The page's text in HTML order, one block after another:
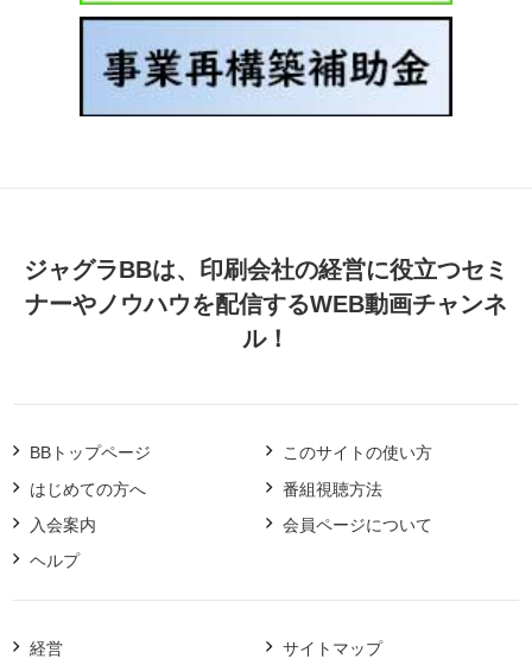
ジャグラBBは、印刷会社の経営に役立つセミ
ナーやノウハウを配信するWEB動画チャンネ
ル！
BBトップページ
はじめての方へ
入会案内
ヘルプ
このサイトの使い方
番組視聴方法
会員ページについて
経営 サイトマップ